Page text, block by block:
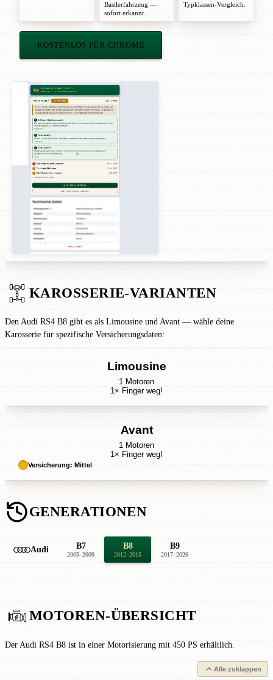
Bastlerfahrzeug —
sofort erkannt.
Typklassen-Vergleich.
KOSTENLOS FÜR CHROME
KAROSSERIE-VARIANTEN
Den Audi RS4 B8 gibt es als Limousine und Avant — wähle deine
Karosserie für spezifische Versicherungsdaten:
Limousine
1 Motoren
1× Finger weg!
Avant
1 Motoren
1× Finger weg!
Versicherung: Mittel
GENERATIONEN
Audi B7
2005–2009
B8
2012–2015
B9
2017–2026
MOTOREN-ÜBERSICHT
Der Audi RS4 B8 ist in einer Motorisierung mit 450 PS erhältlich.
Alle zuklappen